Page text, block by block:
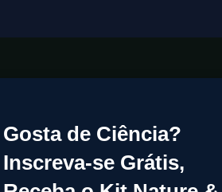
Gosta de Ciência?
Inscreva-se Grátis,